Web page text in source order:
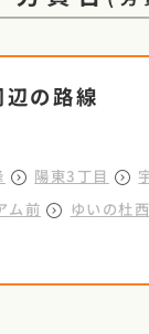
辺の路線
陽東3丁目
ム前
ゆいの杜西